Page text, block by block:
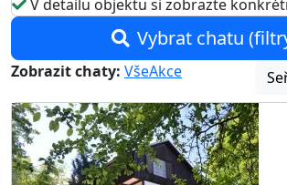
V detailu objektu si zobrazte
Vybrat chatu
Zobrazit chaty: VšeAkce